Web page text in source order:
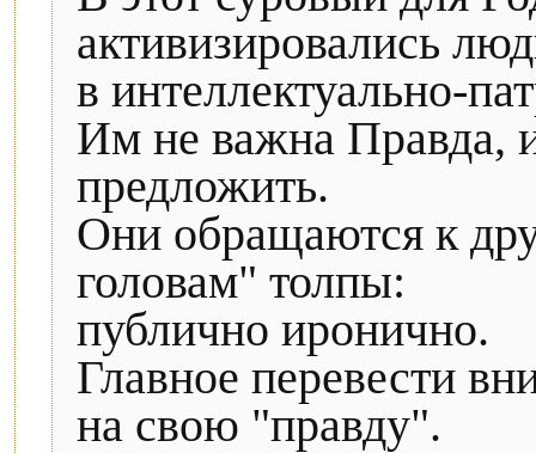
активизировались
в интеллектуально-
Им не важна Правда,
предложить.
Они обращаются к
головам" толпы:
публично иронично.
Главное перевести
на свою "правду".